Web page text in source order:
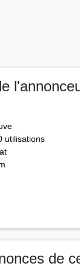
utilisations
de